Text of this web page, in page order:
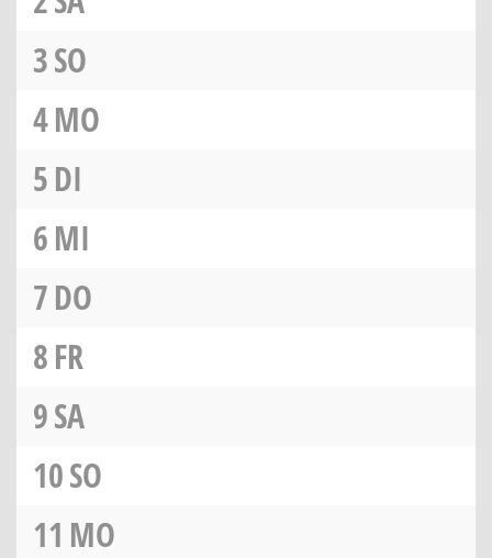
3SO
4MO
5DI
6MI
7DO
8FR
9SA
10SO
11 MO